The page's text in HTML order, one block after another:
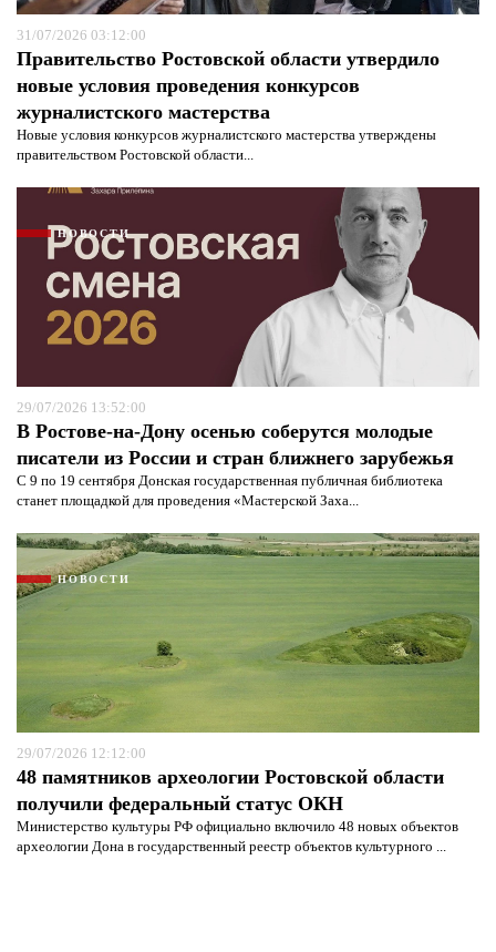
31/07/2026 03:12:00
Правительство Ростовской области утвердило
новые условия проведения конкурсов
журналистского мастерства
Новые условия конкурсов журналистского мастерства утверждены
правительством Ростовской области...
НОВОСТИ
29/07/2026 13:52:00
В Ростове-на-Дону осенью соберутся молодые
писатели из России и стран ближнего зарубежья
С 9 по 19 сентября Донская государственная публичная библиотека
станет площадкой для проведения «Мастерской Заха...
НОВОСТИ
29/07/2026 12:12:00
48 памятников археологии Ростовской области
получили федеральный статус ОКН
Министерство культуры РФ официально включило 48 новых объектов
археологии Дона в государственный реестр объектов культурного ...
Я согласен сполитикой конфиденциальности и
защиты информации*